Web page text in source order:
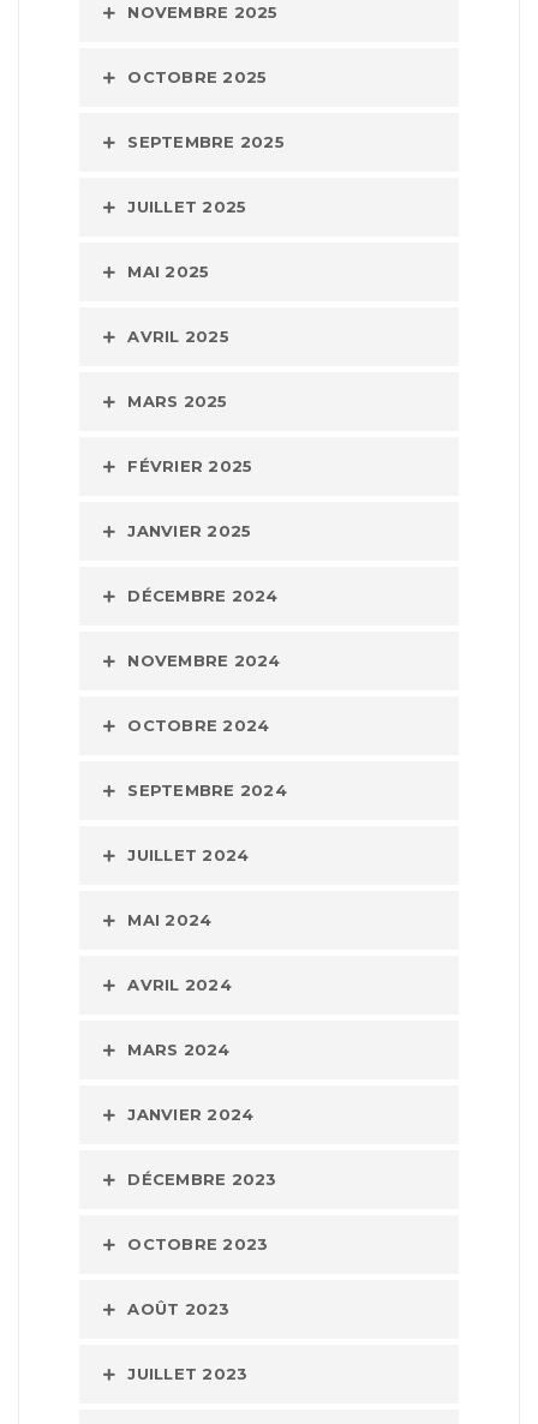
NOVEMBRE 2025
OCTOBRE 2025
SEPTEMBRE 2025
JUILLET 2025
MAI 2025
AVRIL 2025
MARS 2025
FÉVRIER 2025
JANVIER 2025
DÉCEMBRE 2024
NOVEMBRE 2024
OCTOBRE 2024
SEPTEMBRE 2024
JUILLET 2024
MAI 2024
AVRIL 2024
MARS 2024
JANVIER 2024
DÉCEMBRE 2023
OCTOBRE 2023
AOÛT 2023
JUILLET 2023